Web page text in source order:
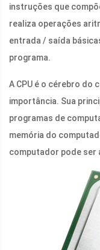
instruções que
realiza operações
entrada / saída
programa.
A CPU é o cérebro do
importância. Sua
programas de
memória do
computador pode ser